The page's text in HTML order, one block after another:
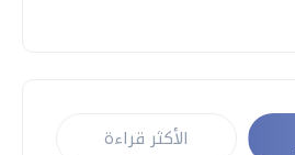
الأكثر قراءة